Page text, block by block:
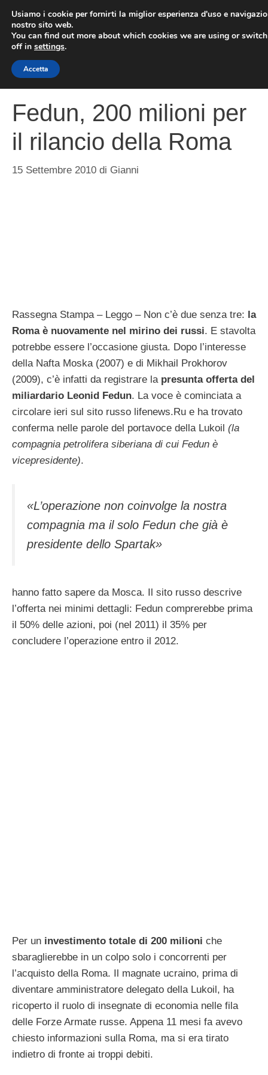
contenuto
Fedun, 200 milioni per
il rilancio della Roma
15 Settembre 2010 di Gianni
Rassegna Stampa – Leggo – Non c’è due senza tre: la
Roma è nuovamente nel mirino dei russi. E stavolta
potrebbe essere l’occasione giusta. Dopo l’interesse
della Nafta Moska (2007) e di Mikhail Prokhorov
(2009), c’è infatti da registrare la presunta offerta del
miliardario Leonid Fedun. La voce è cominciata a
circolare ieri sul sito russo lifenews.Ru e ha trovato
conferma nelle parole del portavoce della Lukoil (la
compagnia petrolifera siberiana di cui Fedun è
vicepresidente).
«L’operazione non coinvolge la nostra
compagnia ma il solo Fedun che già è
presidente dello Spartak»
hanno fatto sapere da Mosca. Il sito russo descrive
l’offerta nei minimi dettagli: Fedun comprerebbe prima
il 50% delle azioni, poi (nel 2011) il 35% per
concludere l’operazione entro il 2012.
Per un investimento totale di 200 milioni che
sbaraglierebbe in un colpo solo i concorrenti per
l’acquisto della Roma. Il magnate ucraino, prima di
diventare amministratore delegato della Lukoil, ha
ricoperto il ruolo di insegnate di economia nelle fila
delle Forze Armate russe. Appena 11 mesi fa avevo
chiesto informazioni sulla Roma, ma si era tirato
indietro di fronte ai troppi debiti.
Usiamo i cookie per fornirti la miglior esperienza d'uso e
nostro sito web.
You can find out more about which cookies we are using or
off in settings.
Accetta